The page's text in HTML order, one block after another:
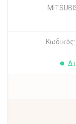
Κωδικός: